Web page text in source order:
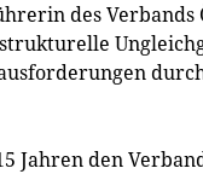
des
Jahren den